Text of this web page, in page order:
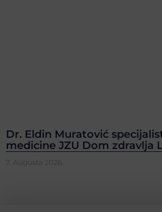
Dr. Eldin Muratović
medicine JZU Dom zdravlja
7. Augusta 2026.